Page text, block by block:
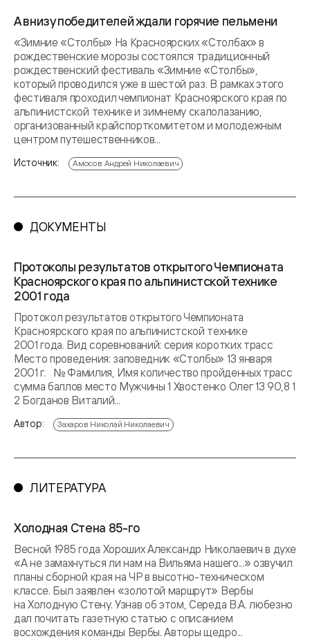
А внизу победителей ждали горячие пельмени
«Зимние «Столбы» На Красноярских «Столбах» в
рождественские морозы состоялся традиционный
рождественский фестиваль «Зимние «Столбы»,
который проводился уже в шестой раз. В рамках этого
фестиваля проходил чемпионат Красноярского края по
альпинистской технике и зимнему скалолазанию,
организованный крайспорткомитетом и молодежным
центром путешественников...
Источник: Амосов Андрей Николаевич
ДОКУМЕНТЫ
Протоколы результатов открытого Чемпионата
Красноярского края по альпинистской технике
2001 года
Протокол результатов открытого Чемпионата
Красноярского края по альпинистской технике
2001 года. Вид соревнований: серия коротких трасс
Место проведения: заповедник «Столбы» 13 января
2001 г. № Фамилия, Имя количество пройденных трасс
сумма баллов место Мужчины 1 Хвостенко Олег 13 90,8 1
2 Богданов Виталий...
Автор: Захаров Николай Николаевич
ЛИТЕРАТУРА
Холодная Стена 85-го
Весной 1985 года Хороших Александр Николаевич в духе
«А не замахнуться ли нам на Вильяма нашего...» озвучил
планы сборной края на ЧР в высотно-техническом
классе. Был заявлен «золотой маршрут» Вербы
на Холодную Стену. Узнав об этом, Середа В.А. любезно
дал почитать газетную статью с описанием
восхождения команды Вербы. Авторы щедро...